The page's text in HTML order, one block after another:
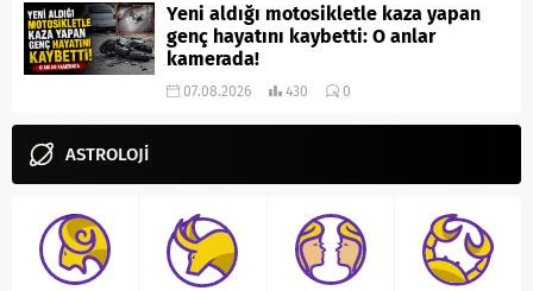
Yeni aldığı motosikletle kaza yapan
genç hayatını kaybetti: O anlar
kamerada!
07.08.2026 430 0
ASTROLOJİ